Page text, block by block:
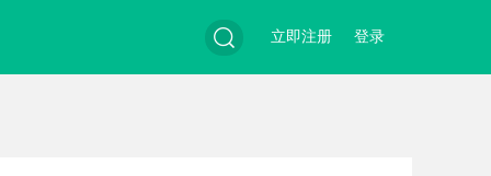
登录
立即注册